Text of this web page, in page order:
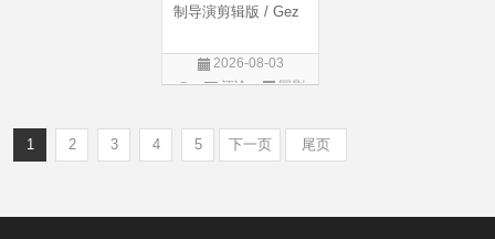
制导演剪辑版 / Gez
2026◎产 地 中
国大陆◎类 别
话 / 南京方
2026-08-03
评论
国剧
1 2 3 4 5 下一页 尾页